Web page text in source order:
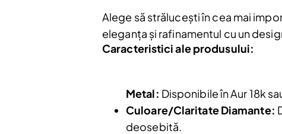
Alege să strălucești în cea mai
eleganța și rafinamentul cu un
Caracteristici ale produsului:
Metal: Disponibile în Aur 18k
Culoare/Claritate Diamante:
deosebită.